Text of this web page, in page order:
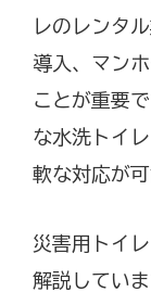
レのレンタ
導入、マン
ことが重要
な水洗トイ
軟な対応が
災害用トイ
解説していま